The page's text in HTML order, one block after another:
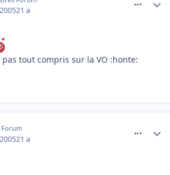
21 a
tout compris sur la VO :honte:
Forum
21 a